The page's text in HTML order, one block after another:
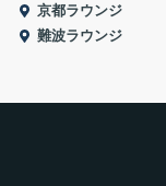
京都ラウンジ
難波ラウンジ